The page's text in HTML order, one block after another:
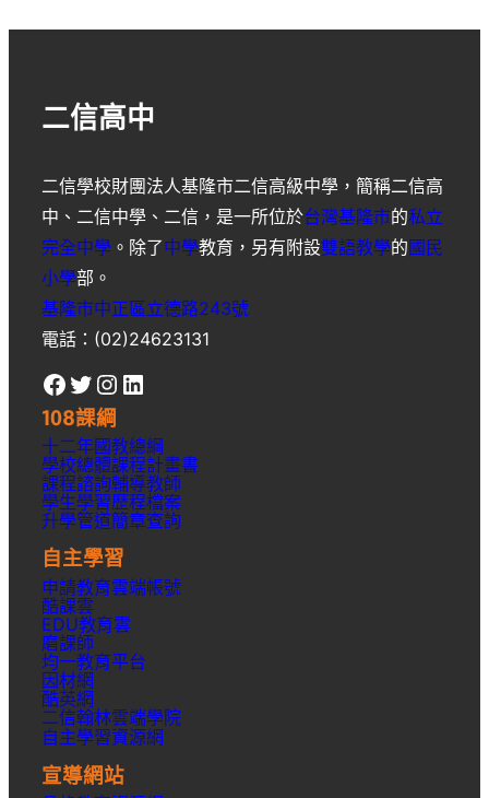
二信高中
二信學校財團法人基隆市二信高級中學 ，簡稱二信高
中 、 二信中學 、 二信 ，是一所位於台灣基隆市的私立
完全中學 。除了中學教育，另有附設雙語教學的國民
小學部。
基隆市中正區立德路243號
電話：(02)24623131
Facebook Twitter Instagram LinkedIn
108課綱
十二年國教總綱
學校總體課程計畫書
課程諮詢輔導教師
學生學習歷程檔案
升學管道簡章查詢
自主學習
申請教育雲端帳號
酷課雲
EDU教育雲
磨課師
均一教育平台
因材網
酷英網
二信翰林雲端學院
自主學習資源網
宣導網站